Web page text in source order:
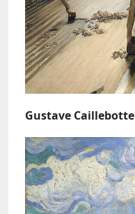
Gustave Caillebotte